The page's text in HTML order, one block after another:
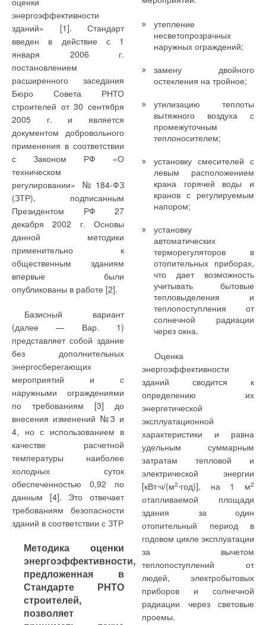
энергоэффективности
зданий» [1]. Стандарт
введен в действие с 1
января 2006 г.
постановлением
расширенного заседания
Бюро Совета РНТО
строителей от 30 сентября
2005 г. и является
документом добровольного
применения в соответствии
с Законом РФ «О
техническом
регулировании» №184-ФЗ
(ЗТР), подписанным
Президентом РФ 27
декабря 2002 г. Основы
данной методики
применительно к
общественным зданиям
впервые были
опубликованы в работе [2].
Базисный вариант
(далее — Вар. 1)
представляет собой здание
без дополнительных
энергосберегающих
мероприятий и с
наружными ограждениями
по требованиям [3] до
внесения изменений №3 и
4, но с использованием в
качестве расчетной
температуры наиболее
холодных суток
обеспеченностью 0,92 по
данным [4]. Это отвечает
требованиям безопасности
зданий в соответствии с ЗТР
Методика оценки
энергоэффективности,
предложенная в
Стандарте РНТО
строителей,
позволяет
утепление
несветопрозрачных
наружных ограждений;
замену двойного
остекления на тройное;
утилизацию теплоты
вытяжного воздуха с
промежуточным
теплоносителем;
установку смесителей с
левым расположением
крана горячей воды и
кранов с регулируемым
напором;
установку
автоматических
терморегуляторов в
отопительных приборах,
что дает возможность
учитывать бытовые
тепловыделения и
теплопоступления от
солнечной радиации
через окна.
Оценка
энергоэффективности
зданий сводится к
определению их
энергетической
эксплуатационной
характеристики и равна
удельным суммарным
затратам тепловой и
электрической энергии
[кВт⋅ч/(м2⋅год)], на 1 м2
отапливаемой площади
здания за один
отопительный период в
годовом цикле эксплуатации
за вычетом
теплопоступлений от
людей, электробытовых
приборов и солнечной
радиации через световые
проемы.
Приборы учета российского производства
Приводы SAX для седельных клапанов
Расчеты годовых расходов
Регулируемое отопление квартир
Создание энергоэффективных зданий
Технические решения систем вентиляции
Циркуляционные насосы Unitherm для систем отопления и
ГВС
Энергосбережение на внутренних водопроводах
Водоподготовка в системах центрального отопления
Cкважинные насосы: оптимизация работы
21133 0
СОК №12 | 2010
Рубрика Тэги Автор
Рост строительства в последнее время сделал
стабильное и качественное водоснабжение одной
из первоочередных задач. Одним из наиболее
перспективных его способов является
использование подземных источников
посредством скважин различной глубины. Они
позволяют владельцам получать значительное
количество воды хорошего качества.
Табл. 1. Основные
характеристики
скважинных насосов
Grundfos
Рост как жилищного, так и промышленного строительства в
последнее время сделал стабильное и качественное
водоснабжение одной из первоочередных задач. Одним из
профессионализм, высокое качество и инновационные
технологии.
Значительные капиталовложения в собственные научные и
конструкторские разработки и модернизацию
производственного процесса принесли справедливые
результаты — за несколько лет компания расширила
ассортимент продукции различными вентилями. Многие
подходы и идеи, которые можно встретить у других
производителей, первыми внедрил именно FAR. Например,
на заре образования завода в 1974 г. на заводе был
разработан и внедрен в производство четырехходовой узел
нижнего подключения для однотрубной системы.
В 1982 г. было открыто новое направление — приборы
автоматического регулирования для централизованных
отопительных систем, ставшие одним из ключевых
продуктов. В 1992 г. благодаря опыту, профессионализму и
таланту конструкторов и дизайнеров был разработан первый
коллектор с регулируемыми вентилями MultiFAR, который
завод выпускал эксклюзивно в течение пяти лет в период
действия их патента.
Это окончательно утвердило FAR лидером в разработке и
производстве коллекторов. В настоящее время
производственные площади FAR составляют 14,5 тыс. м2.
Это один из самых современных заводов в Европе.
Основная гамма арматуры FAR изготавливается из латуни
CW 617N, содержащей 60% меди, 1,8–2 % свинца и 35–37 %
цинка методом горячей опрессовки. Завод FAR Rubinetterie
S.p.A. следуя тенденциям рынка, разрабатывает и включает
в свой ассортимент новую продукцию.
За последние семь лет ассортимент выпускаемой продукции
вырос более чем в три раза. Арматура FAR применяется в
любых системах отопления и водоснабжения для различных
типов отопительных приборов, труб, подключений.
Регулирующие коллекторы, фильтры, редукторы FAR
изготавливаются из DZR-латуни, в которой легированием
связан цинк и предотвращено его вымывание. Такая латунь
гарантирует длительный срок эксплуатации приборов.
Всю свою продукцию FAR Rubinetterie S.p.A. производит
только из оригинальных европейских комплектующих
высочайшего качества, что позволяет гарантированно ее
эксплуатировать без каких-либо проблем и серьезного
обслуживания в течение длительного времени. FAR
Rubinetterie S.p.A. — одна из немногих фирм